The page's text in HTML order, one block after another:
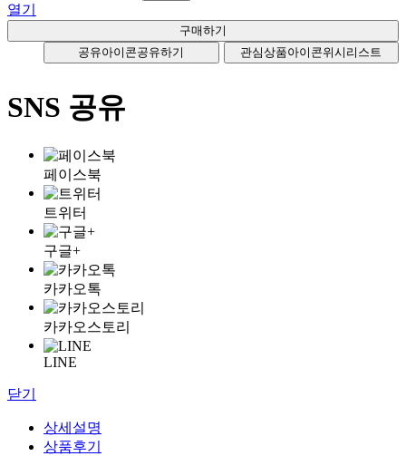
열기
공유아이콘공유하기 관심상품아이콘위시리스트
SNS 공유
페이스북
트위터
구글+
카카오톡
카카오스토리
LINE
닫기
상세설명
상품후기